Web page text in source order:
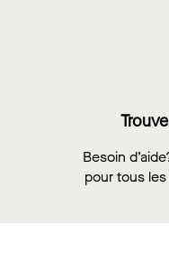
Besoin
pour tous